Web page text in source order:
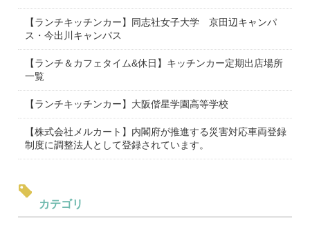
【ランチキッチンカー】同志社女子大学 京田辺キャンパ
ス・今出川キャンパス
【ランチ＆カフェタイム&休日】キッチンカー定期出店場所
一覧
【ランチキッチンカー】大阪偕星学園高等学校
【株式会社メルカート】内閣府が推進する災害対応車両登録
制度に調整法人として登録されています。
カテゴリ